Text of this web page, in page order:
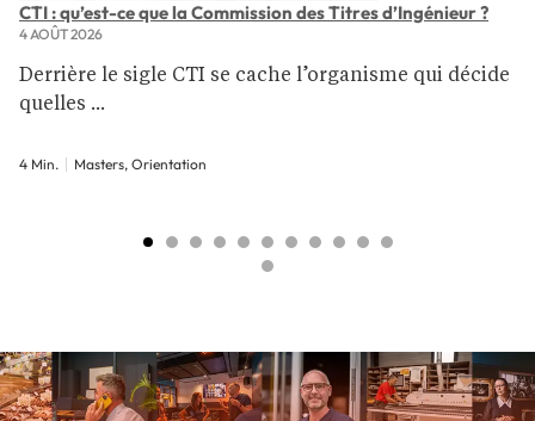
CTI : qu’est-ce que la Commission des Titres d’Ingénieur ?
4 AOÛT 2026
Derrière le sigle CTI se cache l’organisme qui décide
quelles ...
4 Min. Masters, Orientation